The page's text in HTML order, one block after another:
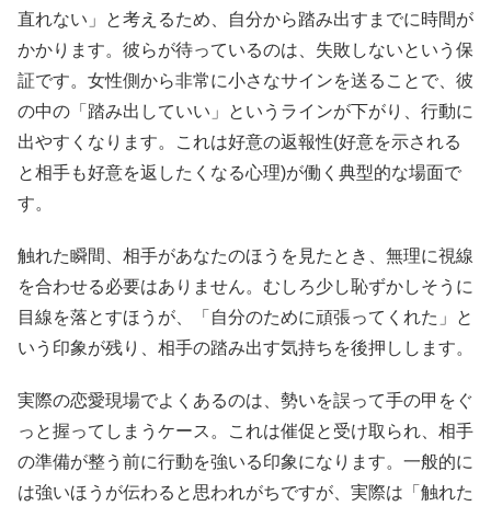
直れない」と考えるため、自分から踏み出すまでに時間が
かかります。彼らが待っているのは、失敗しないという保
証です。女性側から非常に小さなサインを送ることで、彼
の中の「踏み出していい」というラインが下がり、行動に
出やすくなります。これは好意の返報性(好意を示される
と相手も好意を返したくなる心理)が働く典型的な場面で
す。
触れた瞬間、相手があなたのほうを見たとき、無理に視線
を合わせる必要はありません。むしろ少し恥ずかしそうに
目線を落とすほうが、「自分のために頑張ってくれた」と
いう印象が残り、相手の踏み出す気持ちを後押しします。
実際の恋愛現場でよくあるのは、勢いを誤って手の甲をぐ
っと握ってしまうケース。これは催促と受け取られ、相手
の準備が整う前に行動を強いる印象になります。一般的に
は強いほうが伝わると思われがちですが、実際は「触れた